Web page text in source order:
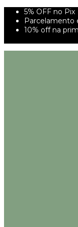
5% OFF no Pix
Parcelamento
10% off na